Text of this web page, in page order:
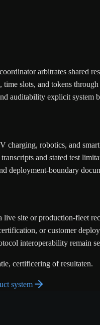
arbitrates shared
slots, and tokens
auditability explicit system
charging, robotics, and
and stated test
deployment-boundary
live site or production-fleet
or customer
interoperability remain
certificering of resultaten.
system